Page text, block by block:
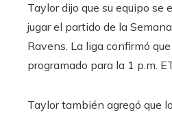
Taylor dijo que su equipo se
jugar el partido de la
Ravens. La liga confirmó
programado para la 1 p.m.
Taylor también agregó que